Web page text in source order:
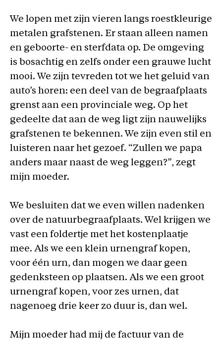
We lopen met zijn vieren langs roestkleurige
metalen grafstenen. Er staan alleen namen
en geboorte- en sterfdata op. De omgeving
is bosachtig en zelfs onder een grauwe lucht
mooi. We zijn tevreden tot we het geluid van
auto’s horen: een deel van de begraafplaats
grenst aan een provinciale weg. Op het
gedeelte dat aan de weg ligt zijn nauwelijks
grafstenen te bekennen. We zijn even stil en
luisteren naar het gezoef. “Zullen we papa
anders maar naast de weg leggen?”, zegt
mijn moeder.
We besluiten dat we even willen nadenken
over de natuurbegraafplaats. Wel krijgen we
vast een foldertje met het kostenplaatje
mee. Als we een klein urnengraf kopen,
voor één urn, dan mogen we daar geen
gedenksteen op plaatsen. Als we een groot
urnengraf kopen, voor zes urnen, dat
nagenoeg drie keer zo duur is, dan wel.
Mijn moeder had mij de factuur van de